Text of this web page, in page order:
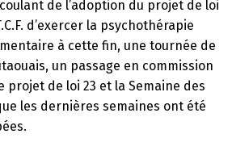
de l’adoption du projet de loi
d’exercer la psychothérapie
à cette fin, une tournée de
un passage en commission
projet de loi 23 et la Semaine des
les dernières semaines ont été